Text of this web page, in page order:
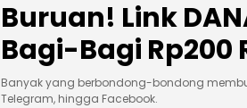
Buruan! Link
Bagi-Bagi Rp200
Banyak yang berbondong-bondong
Telegram, hingga Facebook.